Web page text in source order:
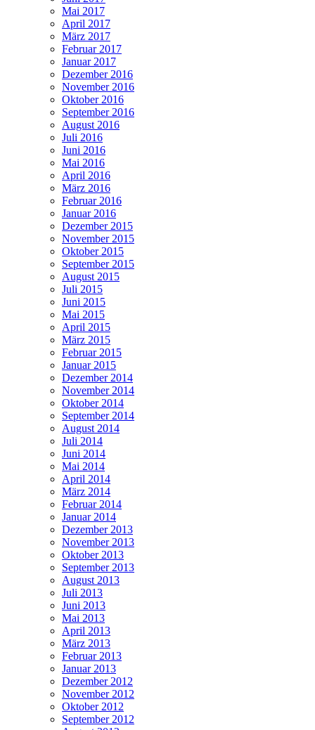
Mai 2017
April 2017
März 2017
Februar 2017
Januar 2017
Dezember 2016
November 2016
Oktober 2016
September 2016
August 2016
Juli 2016
Juni 2016
Mai 2016
April 2016
März 2016
Februar 2016
Januar 2016
Dezember 2015
November 2015
Oktober 2015
September 2015
August 2015
Juli 2015
Juni 2015
Mai 2015
April 2015
März 2015
Februar 2015
Januar 2015
Dezember 2014
November 2014
Oktober 2014
September 2014
August 2014
Juli 2014
Juni 2014
Mai 2014
April 2014
März 2014
Februar 2014
Januar 2014
Dezember 2013
November 2013
Oktober 2013
September 2013
August 2013
Juli 2013
Juni 2013
Mai 2013
April 2013
März 2013
Februar 2013
Januar 2013
Dezember 2012
November 2012
Oktober 2012
September 2012